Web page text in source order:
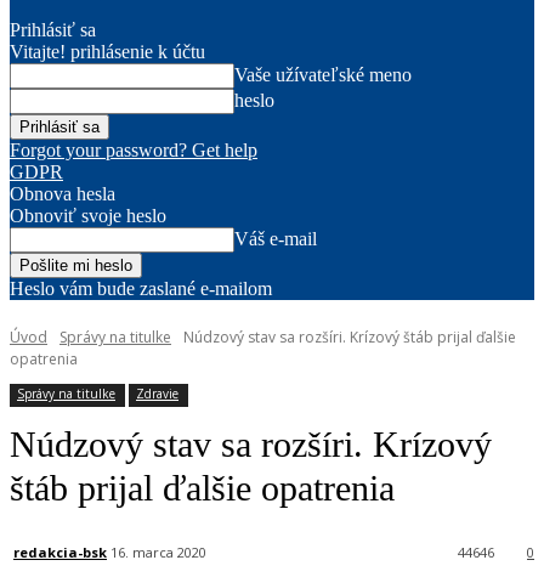
Prihlásiť sa
Vitajte! prihlásenie k účtu
Vaše užívateľské meno
heslo
Forgot your password? Get help
GDPR
Obnova hesla
Obnoviť svoje heslo
Váš e-mail
Heslo vám bude zaslané e-mailom
Úvod Správy na titulke
Núdzový stav sa rozšíri. Krízový štáb prijal ďalšie
opatrenia
Správy na titulke Zdravie
Núdzový stav sa rozšíri. Krízový
štáb prijal ďalšie opatrenia
redakcia-bsk 16. marca 2020 0
44646